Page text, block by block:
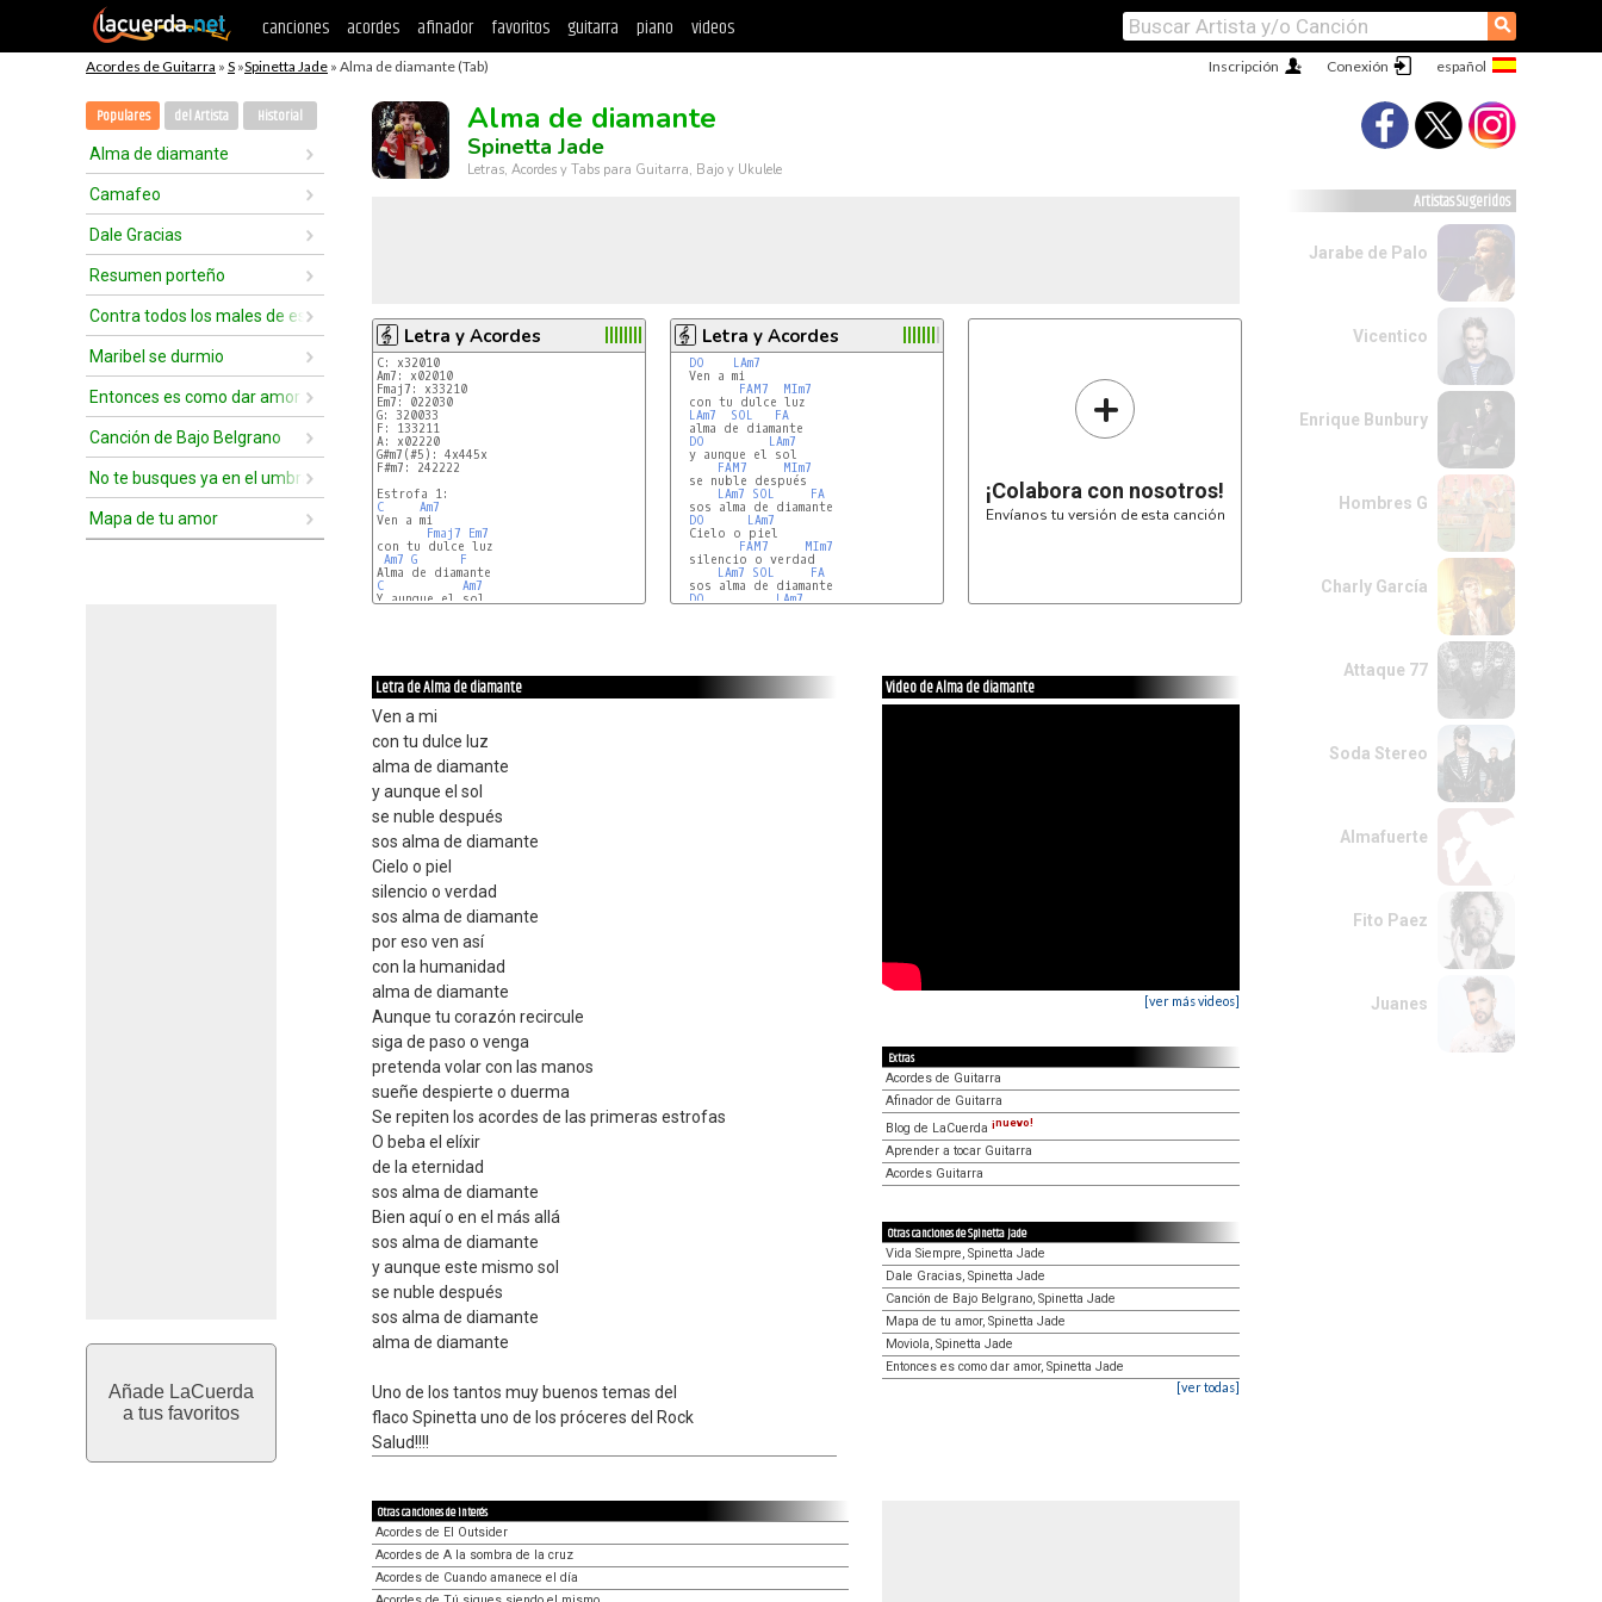
canciones acordes afinador favoritos guitarra piano videos ⚲
Acordes de Guitarra » S »Spinetta Jade » Alma de diamante (Tab) Conexión
Inscripción
Populares del Artista Historial
Alma de diamante
Camafeo
Dale Gracias
Resumen porteño
Contra todos los males de este mundo
Maribel se durmio
Entonces es como dar amor
Canción de Bajo Belgrano
No te busques ya en el umbral
Mapa de tu amor
Añade LaCuerda
a tus favoritos
Alma de diamante
Spinetta Jade
Letras, Acordes y Tabs para Guitarra, Bajo y Ukulele
Letra y Acordes
C: x32010
Am7: x02010
Fmaj7: x33210
Em7: 022030
G: 320033
F: 133211
A: x02220
G#m7(#5): 4x445x
F#m7: 242222
C
Am7
Ven a mi
Fmaj7
Em7
con tu dulce luz
Am7 G
F
C
Am7
Y aunque el sol
Letra y Acordes
DO
LAm7
  Ven a mi
FAM7
MIm7
  con tu dulce luz
LAm7
SOL
FA
  alma de diamante
DO
LAm7
  y aunque el sol
FAM7
MIm7
  se nuble después
LAm7
SOL
FA
  sos alma de diamante
DO
LAm7
  Cielo o piel
FAM7
MIm7
  silencio o verdad
LAm7
SOL
FA
  sos alma de diamante
DO
LAm7
+
¡Colabora con nosotros!
Envíanos tu versión de esta canción
Letra de Alma de diamante
Ven a mi
con tu dulce luz
alma de diamante
y aunque el sol
se nuble después
sos alma de diamante
Cielo o piel
silencio o verdad
sos alma de diamante
por eso ven así
con la humanidad
alma de diamante
Aunque tu corazón recircule
siga de paso o venga
pretenda volar con las manos
sueñe despierte o duerma
Se repiten los acordes de las primeras estrofas
O beba el elíxir
de la eternidad
sos alma de diamante
Bien aquí o en el más allá
sos alma de diamante
y aunque este mismo sol
se nuble después
sos alma de diamante
alma de diamante
Uno de los tantos muy buenos temas del
flaco Spinetta uno de los próceres del Rock
Salud!!!!
Video de Alma de diamante
[ver más videos]
Extras
Acordes de Guitarra
Afinador de Guitarra
Blog de LaCuerda ¡nuevo!
Aprender a tocar Guitarra
Acordes Guitarra
Otras canciones de Spinetta Jade
Vida Siempre, Spinetta Jade
Dale Gracias, Spinetta Jade
Canción de Bajo Belgrano, Spinetta Jade
Mapa de tu amor, Spinetta Jade
Moviola, Spinetta Jade
Entonces es como dar amor, Spinetta Jade
[ver todas]
Otras canciones de interés
Acordes de El Outsider
Acordes de A la sombra de la cruz
Acordes de Cuando amanece el día
Artistas Sugeridos
Jarabe de Palo
Vicentico
Enrique Bunbury
Hombres G
Charly García
Attaque 77
Soda Stereo
Almafuerte
Fito Paez
Juanes